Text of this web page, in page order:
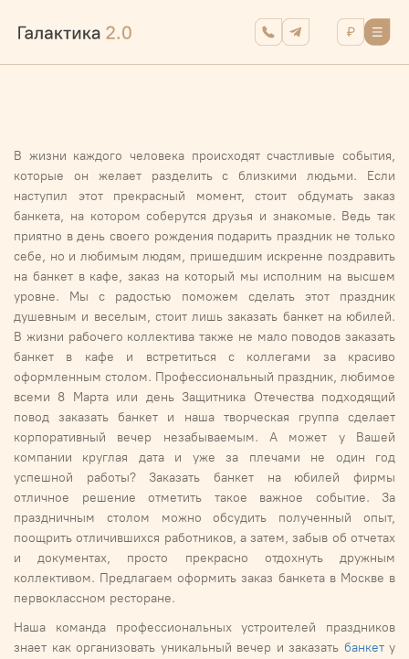
В жизни каждого человека происходят счастливые события,
которые он желает разделить с близкими людьми. Если
наступил этот прекрасный момент, стоит обдумать заказ
банкета, на котором соберутся друзья и знакомые. Ведь так
приятно в день своего рождения подарить праздник не только
себе, но и любимым людям, пришедшим искренне поздравить
на банкет в кафе, заказ на который мы исполним на высшем
уровне. Мы с радостью поможем сделать этот праздник
душевным и веселым, стоит лишь заказать банкет на юбилей.
В жизни рабочего коллектива также не мало поводов заказать
банкет в кафе и встретиться с коллегами за красиво
оформленным столом. Профессиональный праздник, любимое
всеми 8 Марта или день Защитника Отечества подходящий
повод заказать банкет и наша творческая группа сделает
корпоративный вечер незабываемым. А может у Вашей
компании круглая дата и уже за плечами не один год
успешной работы? Заказать банкет на юбилей фирмы
отличное решение отметить такое важное событие. За
праздничным столом можно обсудить полученный опыт,
поощрить отличившихся работников, а затем, забыв об отчетах
и документах, просто прекрасно отдохнуть дружным
коллективом. Предлагаем оформить заказ банкета в Москве в
первоклассном ресторане.
Наша команда профессиональных устроителей праздников
знает как организовать уникальный вечер и заказать банкету